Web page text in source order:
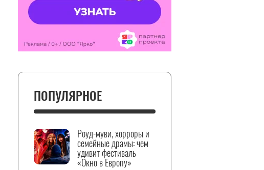
ПОПУЛЯРНОЕ
Роуд-муви, хорроры и
семейные драмы: чем
удивит фестиваль
«Окно в Европу»